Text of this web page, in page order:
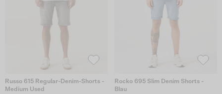
Russo 615 Regular-Denim-Shorts -
Medium Used
Rocko 695 Slim Denim Shorts -
Blau